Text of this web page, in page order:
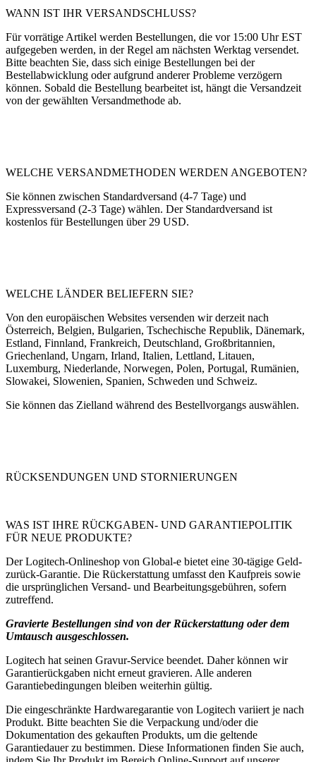
WANN IST IHR VERSANDSCHLUSS?
Für vorrätige Artikel werden Bestellungen, die vor 15:00 Uhr EST
aufgegeben werden, in der Regel am nächsten Werktag versendet.
Bitte beachten Sie, dass sich einige Bestellungen bei der
Bestellabwicklung oder aufgrund anderer Probleme verzögern
können. Sobald die Bestellung bearbeitet ist, hängt die Versandzeit
von der gewählten Versandmethode ab.
WELCHE VERSANDMETHODEN WERDEN ANGEBOTEN?
Sie können zwischen Standardversand (4-7 Tage) und
Expressversand (2-3 Tage) wählen. Der Standardversand ist
kostenlos für Bestellungen über 29 USD.
WELCHE LÄNDER BELIEFERN SIE?
Von den europäischen Websites versenden wir derzeit nach
Österreich, Belgien, Bulgarien, Tschechische Republik, Dänemark,
Estland, Finnland, Frankreich, Deutschland, Großbritannien,
Griechenland, Ungarn, Irland, Italien, Lettland, Litauen,
Luxemburg, Niederlande, Norwegen, Polen, Portugal, Rumänien,
Slowakei, Slowenien, Spanien, Schweden und Schweiz.
Sie können das Zielland während des Bestellvorgangs auswählen.
RÜCKSENDUNGEN UND STORNIERUNGEN
WAS IST IHRE RÜCKGABEN- UND GARANTIEPOLITIK
FÜR NEUE PRODUKTE?
Der Logitech-Onlineshop von Global-e bietet eine 30-tägige Geld-
zurück-Garantie. Die Rückerstattung umfasst den Kaufpreis sowie
die ursprünglichen Versand- und Bearbeitungsgebühren, sofern
zutreffend.
Gravierte Bestellungen sind von der Rückerstattung oder dem
Umtausch ausgeschlossen.
Logitech hat seinen Gravur-Service beendet. Daher können wir
Garantierückgaben nicht erneut gravieren. Alle anderen
Garantiebedingungen bleiben weiterhin gültig.
Die eingeschränkte Hardwaregarantie von Logitech variiert je nach
Produkt. Bitte beachten Sie die Verpackung und/oder die
Dokumentation des gekauften Produkts, um die geltende
Garantiedauer zu bestimmen. Diese Informationen finden Sie auch,